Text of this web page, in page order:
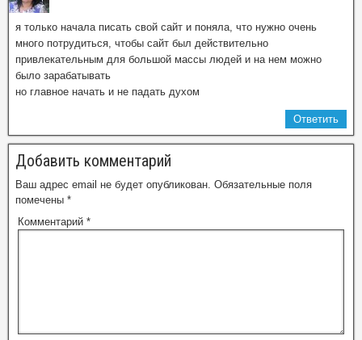
я только начала писать свой сайт и поняла, что нужно очень
много потрудиться, чтобы сайт был действительно
привлекательным для большой массы людей и на нем можно
было зарабатывать
но главное начать и не падать духом
Ответить
Добавить комментарий
Ваш адрес email не будет опубликован. Обязательные поля
помечены *
Комментарий *